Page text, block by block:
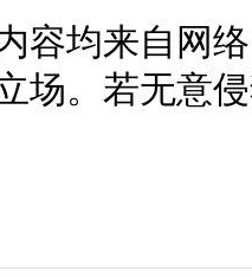
容均来自网
场。若无意